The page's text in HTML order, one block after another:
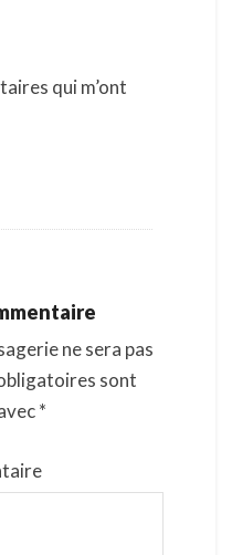
qui m’ont
ne sera pas
sont
*